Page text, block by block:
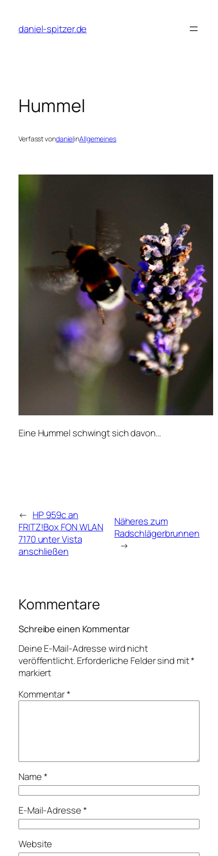
springen
daniel-spitzer.de
Hummel
Verfasst vondanielinAllgemeines
Eine Hummel schwingt sich davon…
← HP 959c an
FRITZ!Box FON WLAN
7170 unter Vista
anschließen
Näheres zum
Radschlägerbrunnen
→
Kommentare
Schreibe einen Kommentar
Deine E-Mail-Adresse wird nicht
veröffentlicht.Erforderliche Felder sind mit*
markiert
Kommentar*
Name*
E-Mail-Adresse*
Website